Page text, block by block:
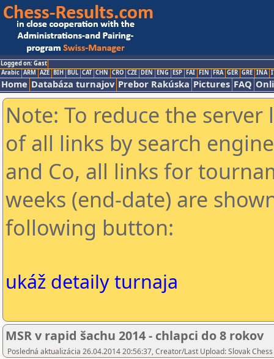
Logged on: Gast
Arabic ARM AZE BIH BUL CAT CHN CRO CZE DEN ENG ESP FAI FIN FRA GER GRE INA
Home Databáza turnajov Prebor Rakúska Pictures FAQ
Note: To reduce the
of all links by search
and Co, all links for
weeks (end-date) are
following button:
ukáž detaily turnaja
MSR v rapid šachu 2014 - chlapci do 8 rokov
Posledná aktualizácia 26.04.2014 20:56:37, Creator/Last Upload: Slovak